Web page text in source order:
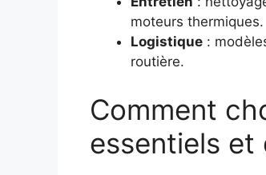
moteurs thermiques.
Logistique :
routière.
Comment
essentiels